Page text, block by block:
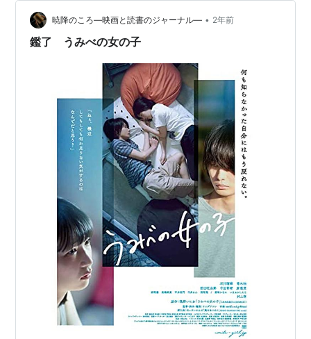
暁降のころ―映画と読書のジャーナル― • 2年前
鑑了 うみべの女の子